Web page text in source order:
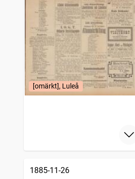
Oskarshamnstidningen
Skånska aftonbladet
träffar
Helsingborgs dagblad
träffar
träffar
träffar
Söderhamns tidning
träffar
Vestmanlands läns tidning
träffar
Malmö allehanda (1827)
träffar
[omärkt], Luleå
1885-11-26